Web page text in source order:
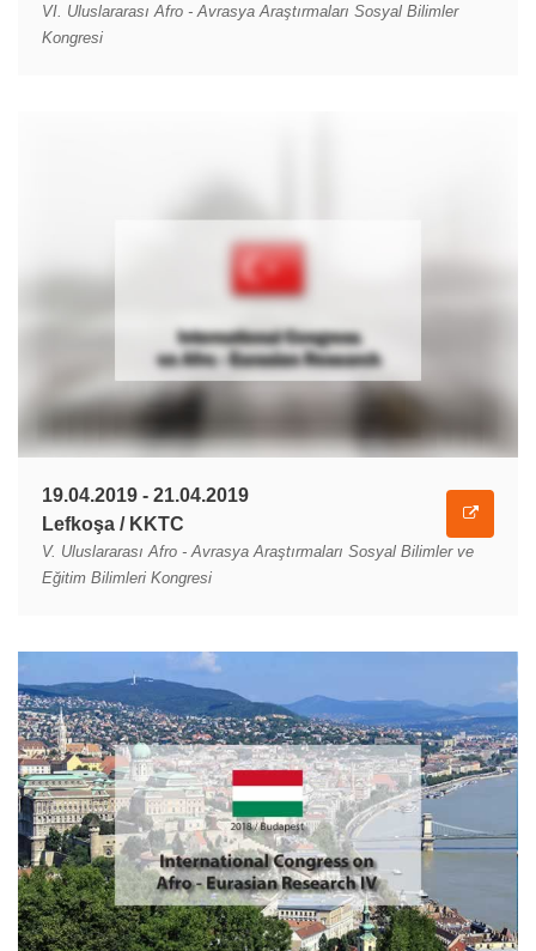
VI. Uluslararası Afro - Avrasya Araştırmaları Sosyal Bilimler
Kongresi
19.04.2019 - 21.04.2019
Lefkoşa / KKTC
V. Uluslararası Afro - Avrasya Araştırmaları Sosyal Bilimler ve
Eğitim Bilimleri Kongresi